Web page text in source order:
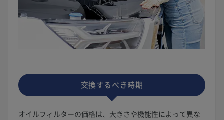
交換するべき時期
オイルフィルターの価格は、大きさや機能性によって異な